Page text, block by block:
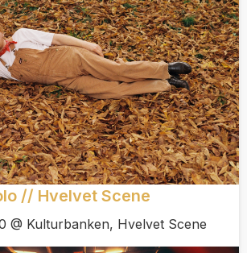
// Hvelvet Scene
@ Kulturbanken, Hvelvet Scene